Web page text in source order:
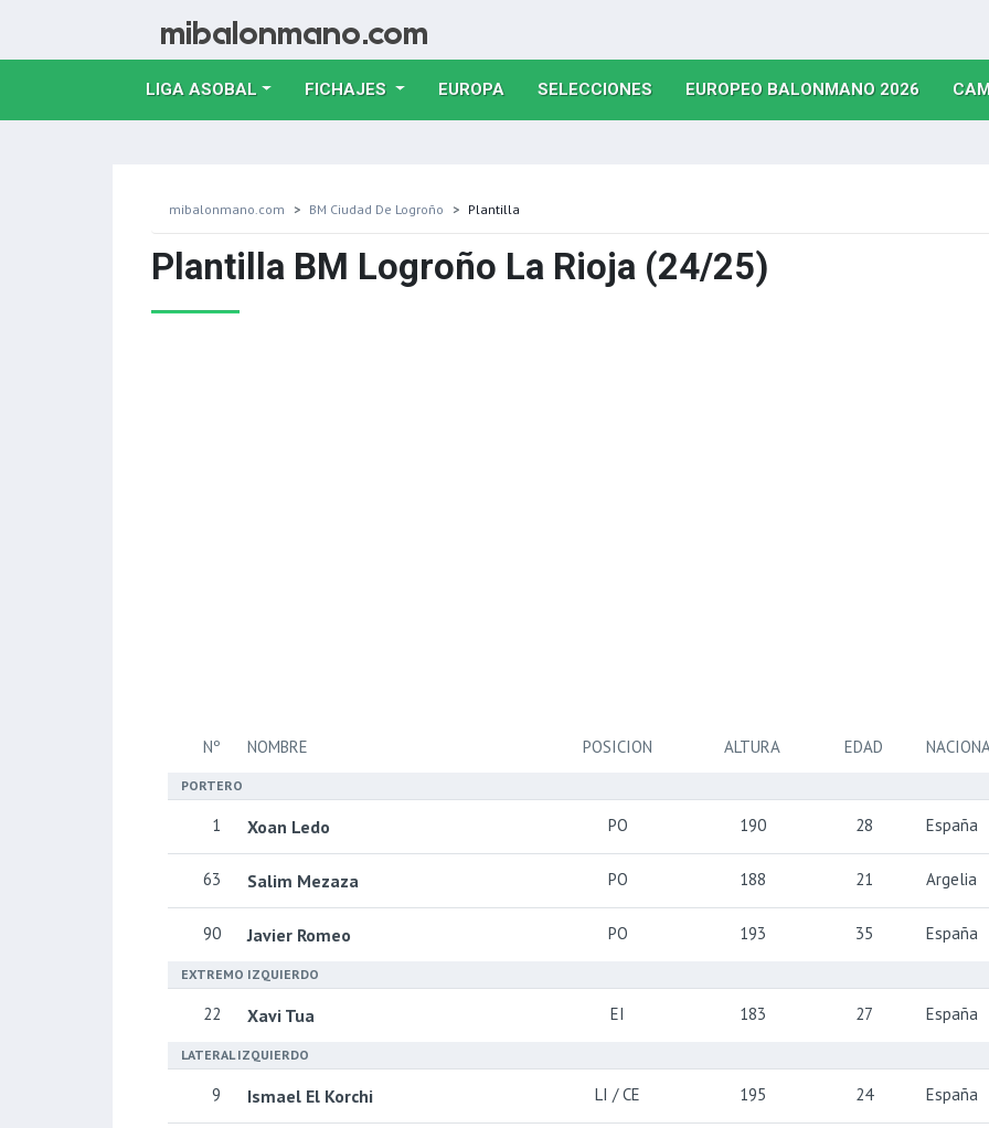
LIGA ASOBAL FICHAJES EUROPA(CURRENT)
SELECCIONES(CURRENT)
EUROPEO BALONMANO 2026
mibalonmano.com BM Ciudad De Logroño Plantilla
Plantilla BM Logroño La Rioja (24/25)
Nº NOMBRE POSICION ALTURA EDAD
PORTERO
1 Xoan Ledo PO 190 28 España
63 Salim Mezaza PO 188 21 Argelia
90 Javier Romeo PO 193 35 España
EXTREMO IZQUIERDO
22 Xavi Tua EI 183 27 España
LATERAL IZQUIERDO
9 Ismael El Korchi LI / CE 195 24 España